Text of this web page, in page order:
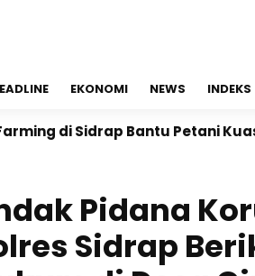
EKONOMI NEWS INDEKS
Sidrap Bantu Petani Kuasai
Pidana
Sidrap